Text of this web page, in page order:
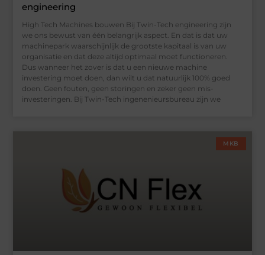
engineering
High Tech Machines bouwen Bij Twin-Tech engineering zijn
we ons bewust van één belangrijk aspect. En dat is dat uw
machinepark waarschijnlijk de grootste kapitaal is van uw
organisatie en dat deze altijd optimaal moet functioneren.
Dus wanneer het zover is dat u een nieuwe machine
investering moet doen, dan wilt u dat natuurlijk 100% goed
doen. Geen fouten, geen storingen en zeker geen mis-
investeringen. Bij Twin-Tech ingenenieursbureau zijn we
MKB